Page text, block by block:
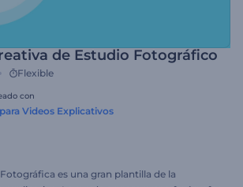
de Estudio Fotográfico
Flexible
con
Videos Explicativos
es una gran plantilla de la